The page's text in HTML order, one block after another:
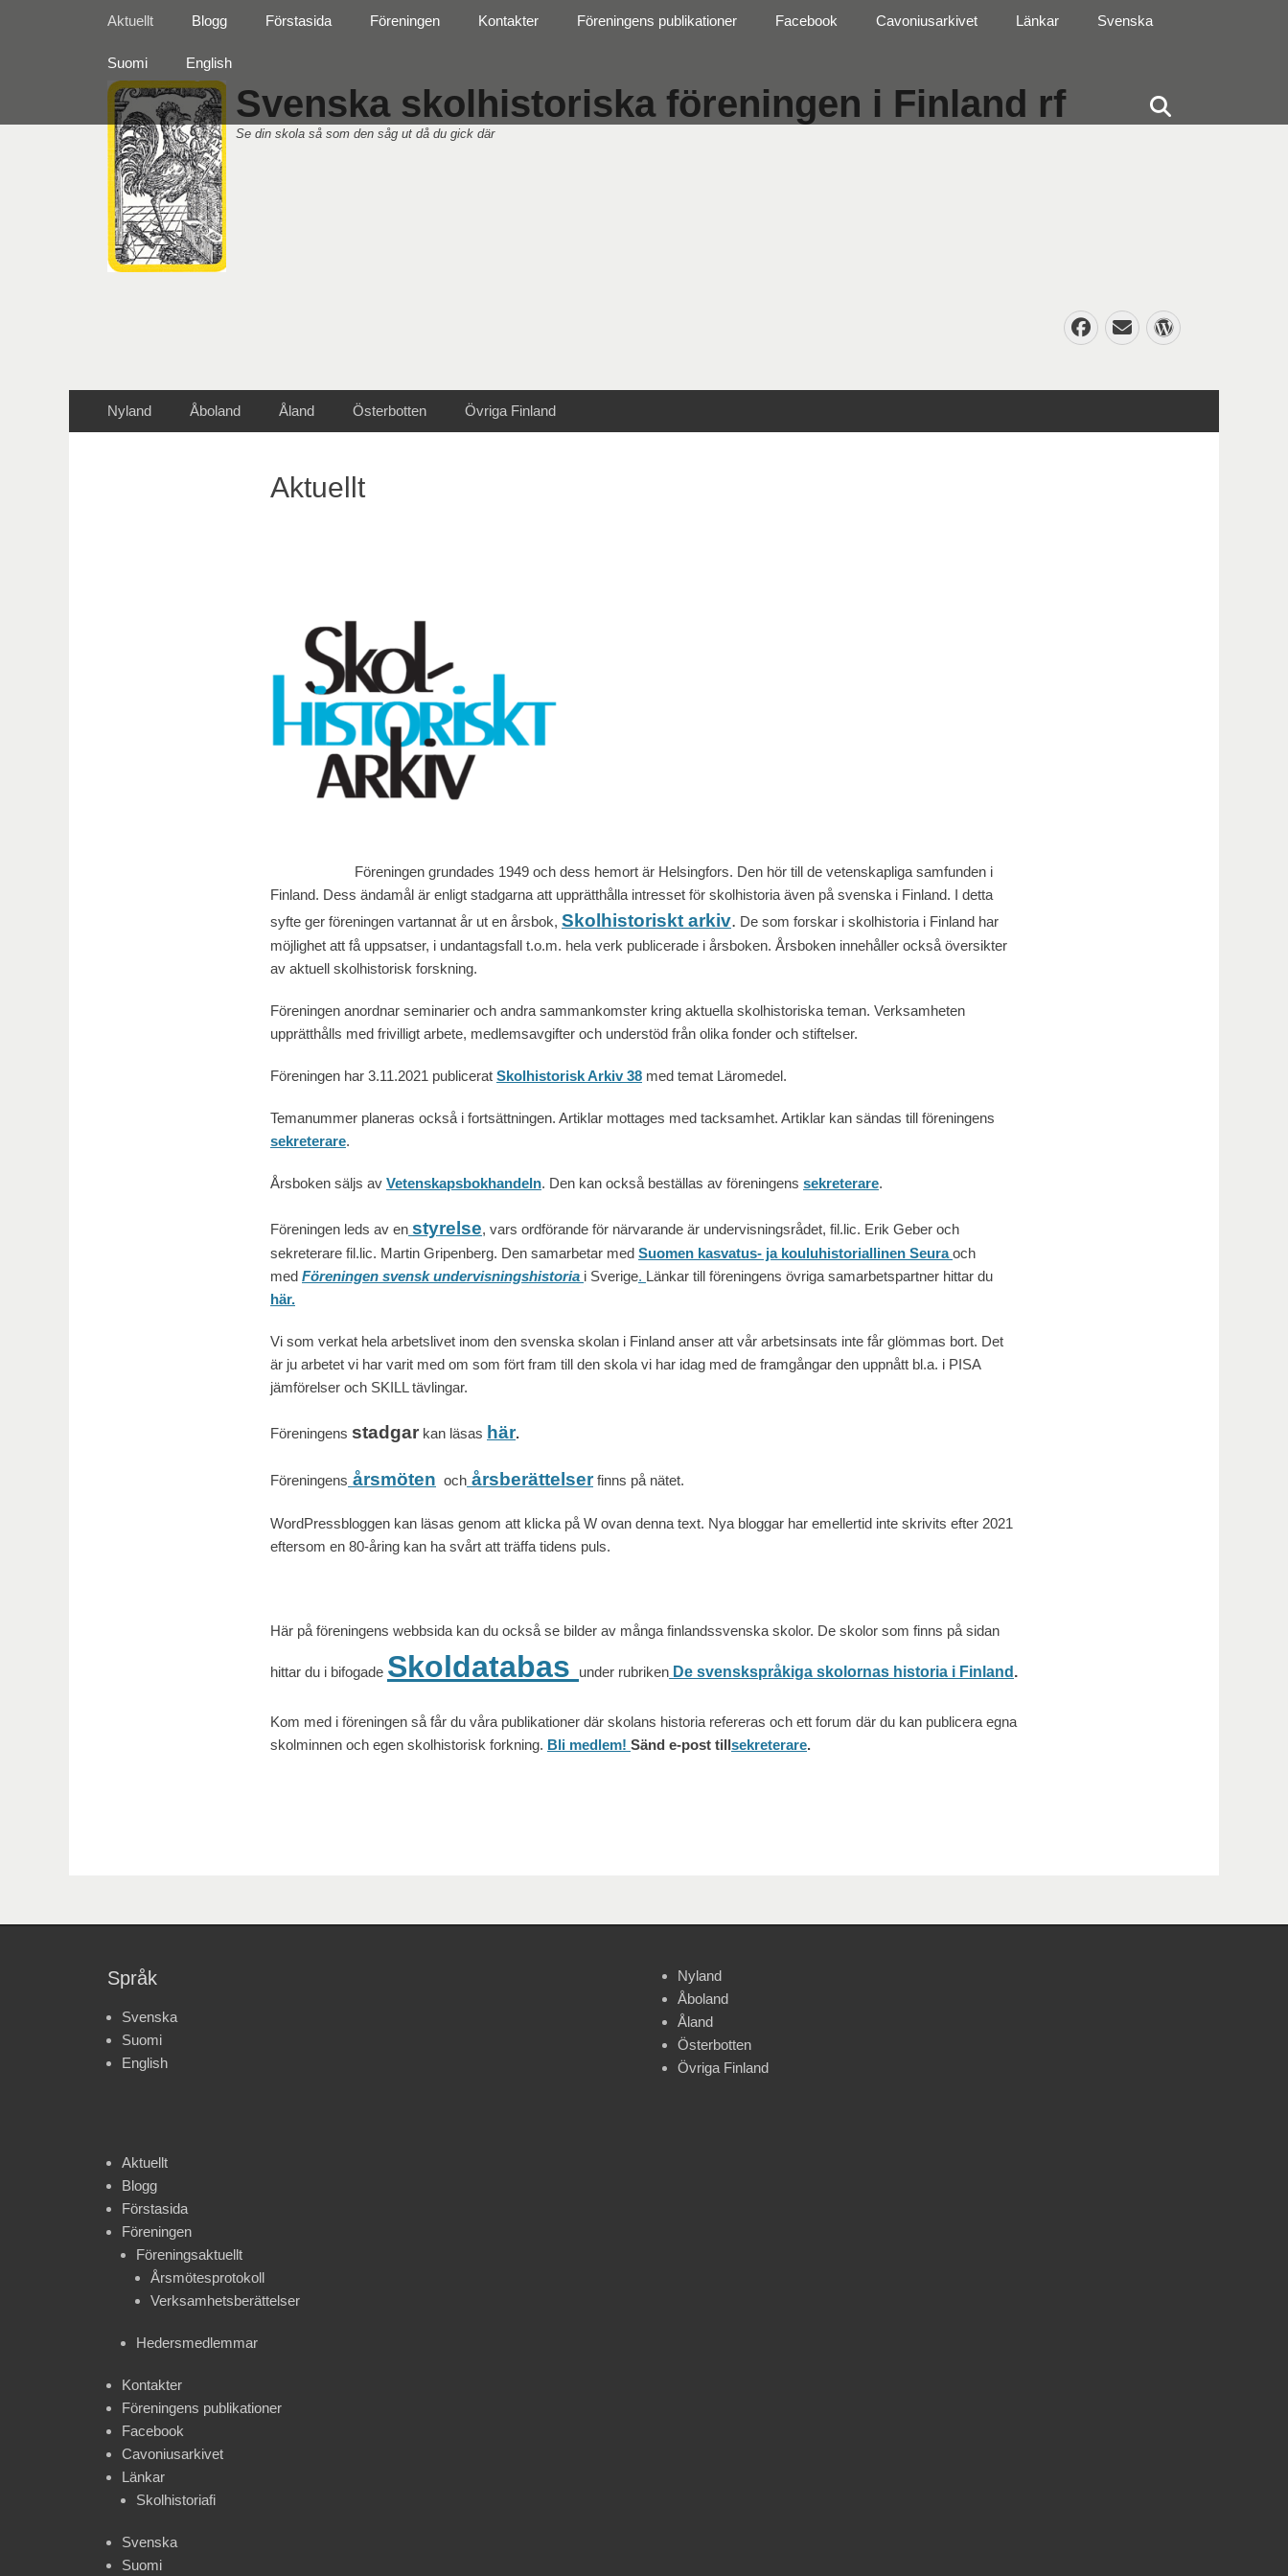
Svenska skolhistoriska föreningen i Finland rf
Se din skola så som den såg ut då du gick där
Facebook
E-
post
Primär meny
innehåll
Aktuellt Blogg Förstasida Föreningen Kontakter Föreningens publikationer Facebook Cavoniusarkivet Länkar Svenska
Suomi English
Sekundär meny
Nyland Åboland Åland Österbotten Övriga Finland
Aktuellt
Föreningen grundades 1949 och dess hemort är Helsingfors. Den hör till de vetenskapliga samfunden i
Finland. Dess ändamål är enligt stadgarna att upprätthålla intresset för skolhistoria även på svenska i Finland. I detta
syfte ger föreningen vartannat år ut en årsbok, Skolhistoriskt arkiv. De som forskar i skolhistoria i Finland har
möjlighet att få uppsatser, i undantagsfall t.o.m. hela verk publicerade i årsboken. Årsboken innehåller också översikter
av aktuell skolhistorisk forskning.
Föreningen anordnar seminarier och andra sammankomster kring aktuella skolhistoriska teman. Verksamheten
upprätthålls med frivilligt arbete, medlemsavgifter och understöd från olika fonder och stiftelser.
Föreningen har 3.11.2021 publicerat Skolhistorisk Arkiv 38 med temat Läromedel.
Temanummer planeras också i fortsättningen. Artiklar mottages med tacksamhet. Artiklar kan sändas till föreningens
sekreterare.
Årsboken säljs av Vetenskapsbokhandeln. Den kan också beställas av föreningens sekreterare.
Föreningen leds av en styrelse, vars ordförande för närvarande är undervisningsrådet, fil.lic. Erik Geber och
sekreterare fil.lic. Martin Gripenberg. Den samarbetar med Suomen kasvatus- ja kouluhistoriallinen Seura och
med Föreningen svenskundervisningshistoria i Sverige. Länkar till föreningens övriga samarbetspartner hittar du
här.
Vi som verkat hela arbetslivet inom den svenska skolan i Finland anser att vår arbetsinsats inte får glömmas bort. Det
är ju arbetet vi har varit med om som fört fram till den skola vi har idag med de framgångar den uppnått bl.a. i PISA
jämförelser och SKILL tävlingar.
Föreningens stadgar kan läsas här.
Föreningens årsmöten och årsberättelserfinns på nätet.
WordPressbloggen kan läsas genom att klicka på W ovan denna text. Nya bloggar har emellertid inte skrivits efter 2021
eftersom en 80-åring kan ha svårt att träffa tidens puls.
Här på föreningens webbsida kan du också se bilder av många finlandssvenska skolor. De skolor som finns på sidan
hittar du i bifogade Skoldatabas under rubriken De svenskspråkiga skolornas historia i Finland .
Kom med i föreningen så får du våra publikationer där skolans historia refereras och ett forum där du kan publicera egna
skolminnen och egen skolhistorisk forkning. Bli medlem! Sänd e-post tillsekreterare.
Språk
Svenska
Suomi
English
Aktuellt
Blogg
Förstasida
Föreningen
Föreningsaktuellt
Årsmötesprotokoll
Verksamhetsberättelser
Hedersmedlemmar
Kontakter
Föreningens publikationer
Facebook
Cavoniusarkivet
Länkar
Skolhistoriafi
Svenska
Suomi
Nyland
Åboland
Åland
Österbotten
Övriga Finland